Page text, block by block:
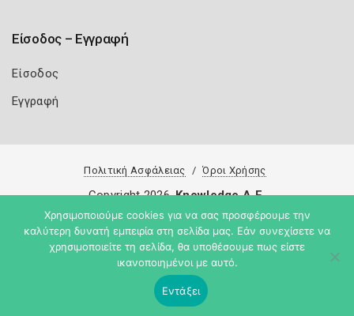
Είσοδος – Εγγραφή
Είσοδος
Εγγραφή
Πολιτική Ασφάλειας Όροι Χρήσης
Copyright 2026 Knowledge A.E.
Χρησιμοποιούμε cookies για να σας προσφέρουμε την
καλύτερη δυνατή εμπειρία στη σελίδα μας. Εάν συνεχίσετε να
χρησιμοποιείτε τη σελίδα, θα υποθέσουμε πως είστε
ικανοποιημένοι με αυτό.
Εντάξει